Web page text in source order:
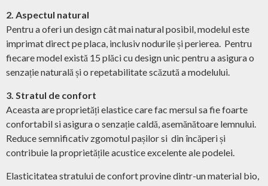
2. Aspectul natural
Pentru a oferi un design cât mai natural posibil, modelul este
imprimat direct pe placa, inclusiv nodurile și perierea. Pentru
fiecare model există 15 plăci cu design unic pentru a asigura o
senzație naturală și o repetabilitate scăzută a modelului.
3. Stratul de confort
Aceasta are proprietăți elastice care fac mersul sa fie foarte
confortabil si asigura o senzație caldă, asemănătoare lemnului.
Reduce semnificativ zgomotul pașilor si din încăperi și
contribuie la proprietățile acustice excelente ale podelei.
Elasticitatea stratului de confort provine dintr-un material bio,